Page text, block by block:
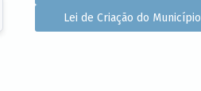
Lei de Criação do Município